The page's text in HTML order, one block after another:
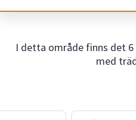
I detta område finns det 6
med